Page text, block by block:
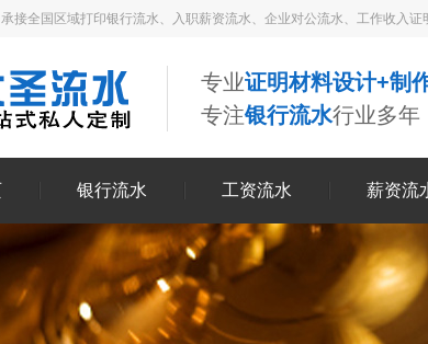
接全国区域打印银行流水、入职薪资流水、企业对公流水、工作收入证
专业证明材料设计+制
专注银行流水行业多年
银行流水 工资流水 薪资流